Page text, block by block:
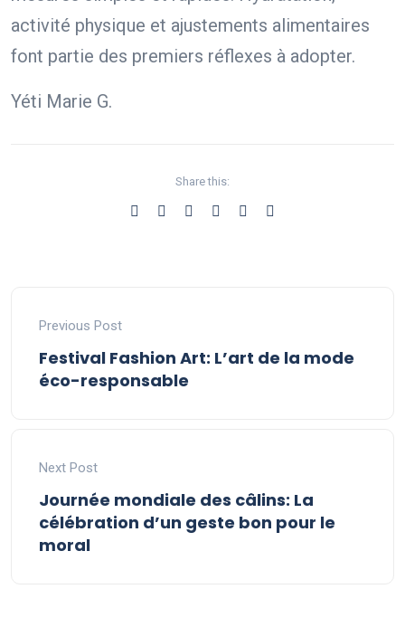
activité physique et ajustements alimentaires
font partie des premiers réflexes à adopter.
Yéti Marie G.
Share this:
Previous Post
Festival Fashion Art: L’art de la mode
éco-responsable
Next Post
Journée mondiale des câlins: La
célébration d’un geste bon pour le
moral